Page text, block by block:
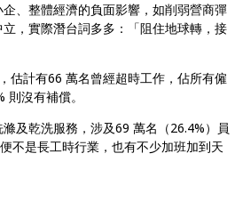
、整體經濟的負面影響，如削弱營商彈
，實際潛台詞多多：「阻住地球轉，接
估計有66 萬名曾經超時工作，佔所有僱
沒有補償。
及乾洗服務，涉及69 萬名（26.4%）員
不是長工時行業，也有不少加班加到天